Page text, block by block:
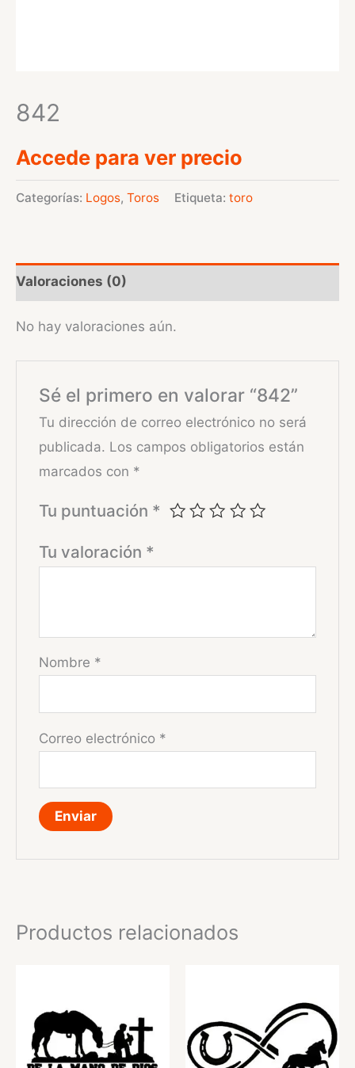
842
Accede para ver precio
Categorías: Logos, Toros Etiqueta: toro
Valoraciones (0)
No hay valoraciones aún.
Sé el primero en valorar “842”
Tu dirección de correo electrónico no será
publicada. Los campos obligatorios están
marcados con *
Tu puntuación *
Tu valoración *
Nombre *
Correo electrónico *
Productos relacionados